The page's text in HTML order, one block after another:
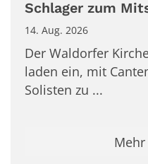
Schlager zum
14. Aug. 2026
Der Waldorfer
laden ein, mit
Solisten zu ...
Mehr